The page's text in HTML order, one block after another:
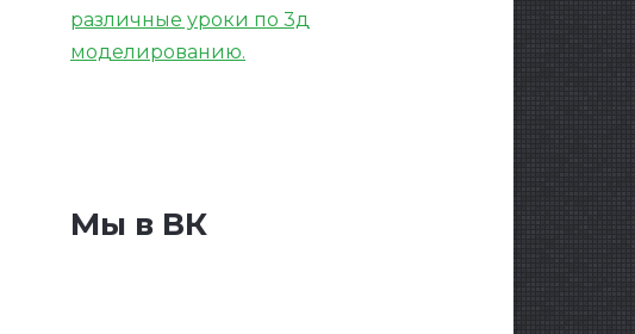
различные уроки по 3д
моделированию.
Мы в ВК